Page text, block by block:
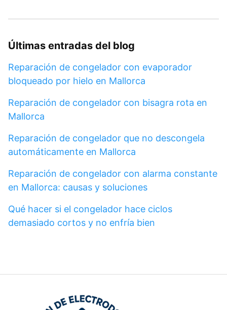
Últimas entradas del blog
Reparación de congelador con evaporador
bloqueado por hielo en Mallorca
Reparación de congelador con bisagra rota en
Mallorca
Reparación de congelador que no descongela
automáticamente en Mallorca
Reparación de congelador con alarma constante
en Mallorca: causas y soluciones
Qué hacer si el congelador hace ciclos
demasiado cortos y no enfría bien